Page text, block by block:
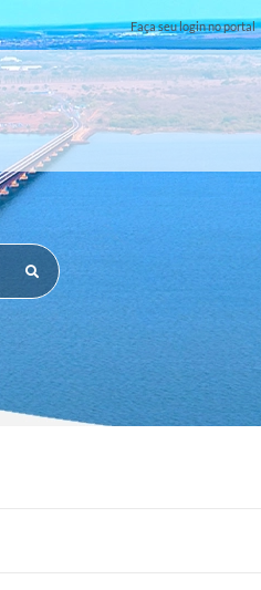
Faça seu login no portal